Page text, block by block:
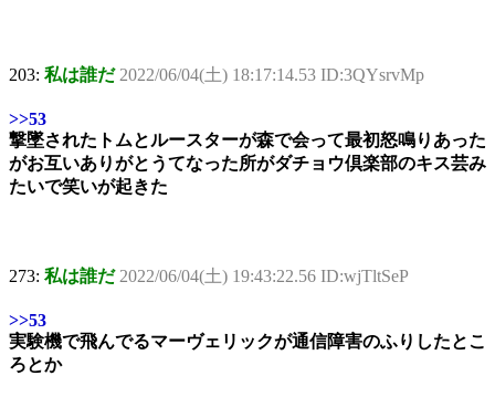
203: 私は誰だ 2022/06/04(土) 18:17:14.53 ID:3QYsrvMp
>>53
撃墜されたトムとルースターが森で会って最初怒鳴りあった
がお互いありがとうてなった所がダチョウ倶楽部のキス芸み
たいで笑いが起きた
273: 私は誰だ 2022/06/04(土) 19:43:22.56 ID:wjTltSeP
>>53
実験機で飛んでるマーヴェリックが通信障害のふりしたとこ
ろとか